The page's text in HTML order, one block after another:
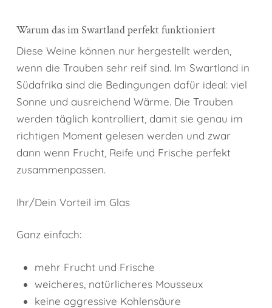
Warum das im Swartland perfekt funktioniert
Diese Weine können nur hergestellt werden,
wenn die Trauben sehr reif sind. Im Swartland in
Südafrika sind die Bedingungen dafür ideal: viel
Sonne und ausreichend Wärme. Die Trauben
werden täglich kontrolliert, damit sie genau im
richtigen Moment gelesen werden und zwar
dann wenn Frucht, Reife und Frische perfekt
zusammenpassen.
Ihr/Dein Vorteil im Glas
Ganz einfach:
mehr Frucht und Frische
weicheres, natürlicheres Mousseux
keine aggressive Kohlensäure